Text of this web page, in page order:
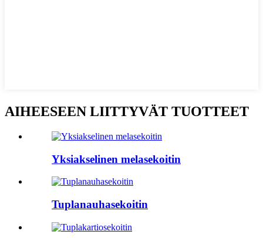
AIHEESEEN LIITTYVÄT TUOTTEET
Yksiakselinen melasekoitin
Tuplanauhasekoitin